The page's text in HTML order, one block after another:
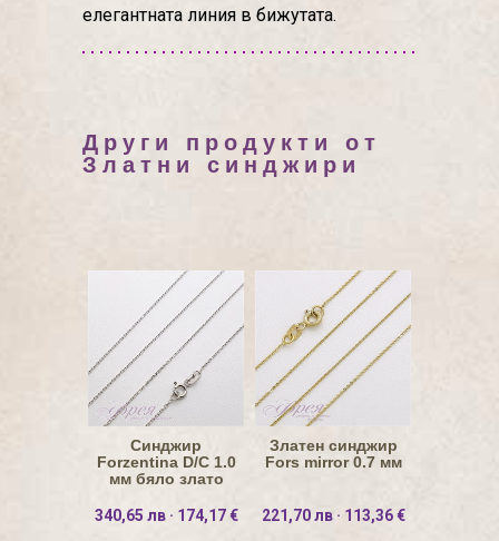
елегантната линия в бижутата.
Други продукти от
Златни синджири
Синджир
Forzentina D/C 1.0
мм бяло злато
340,65 лв · 174,17 €
Златен синджир
Fors mirror 0.7 мм
221,70 лв · 113,36 €